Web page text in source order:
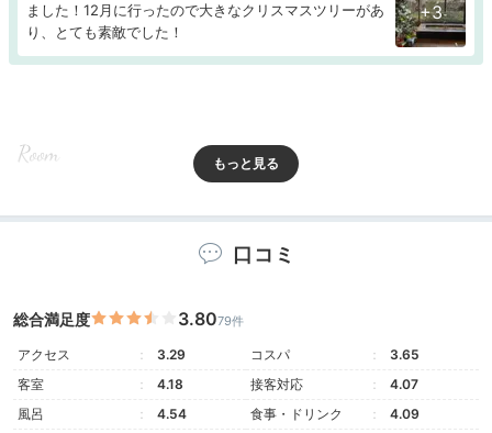
ました！12月に行ったので大きなクリスマスツリーがあ
り、とても素敵でした！
+3
Room
天然温泉を何度でも！
全室に客室露天風呂口コミ
総合満足度 3.8079件
アクセス 3.29 コスパ
3.65
客室
4.18 接客対応
4.07
風呂
4.54 食事・ドリンク
4.09